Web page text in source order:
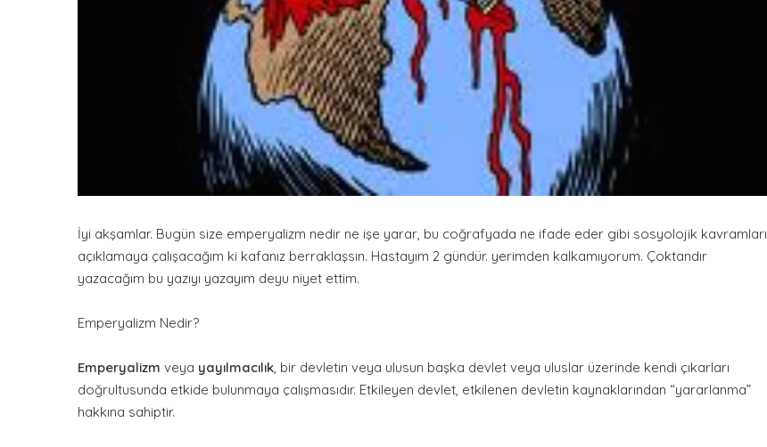
İyi akşamlar. Bugün size emperyalizm nedir ne işe yarar, bu coğrafyada ne ifade eder gibi sosyolojik kavramları
açıklamaya çalışacağım ki kafanız berraklaşsın. Hastayım 2 gündür. yerimden kalkamıyorum. Çoktandır
yazacağım bu yazıyı yazayım deyu niyet ettim.
Emperyalizm Nedir?
Emperyalizm veya yayılmacılık, bir devletin veya ulusun başka devlet veya uluslar üzerinde kendi çıkarları
doğrultusunda etkide bulunmaya çalışmasıdır. Etkileyen devlet, etkilenen devletin kaynaklarından “yararlanma”
hakkına sahiptir.